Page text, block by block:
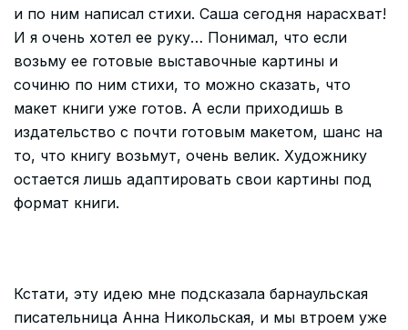
и по ним написал стихи. Саша сегодня нарасхват!
И я очень хотел ее руку… Понимал, что если
возьму ее готовые выставочные картины и
сочиню по ним стихи, то можно сказать, что
макет книги уже готов. А если приходишь в
издательство с почти готовым макетом, шанс на
то, что книгу возьмут, очень велик. Художнику
остается лишь адаптировать свои картины под
формат книги.
Кстати, эту идею мне подсказала барнаульская
писательница Анна Никольская, и мы втроем уже